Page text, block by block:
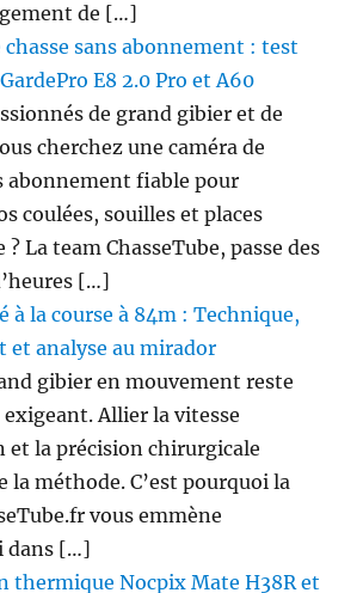
de […]
chasse sans abonnement : test
E8 2.0 Pro et A60
de grand gibier et de
cherchez une caméra de
abonnement fiable pour
coulées, souilles et places
? La team ChasseTube, passe des
[…]
à la course à 84m : Technique,
et analyse au mirador
gibier en mouvement reste
exigeant. Allier la vitesse
et la précision chirurgicale
la méthode. C’est pourquoi la
vous emmène
dans […]
thermique Nocpix Mate H38R et